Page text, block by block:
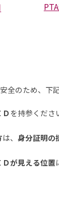
全のため、下
を持参くださ
は、身分証明の
が見える位置